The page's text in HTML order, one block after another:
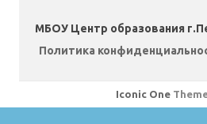
МБОУ Центр образования
Политика
Iconic One